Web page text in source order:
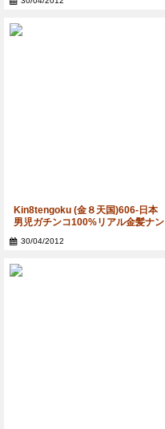
Kin8tengoku (金８天国)606-日本
男児ガチンコ100%リアル金髪ナン
を GET!!
30/04/2012